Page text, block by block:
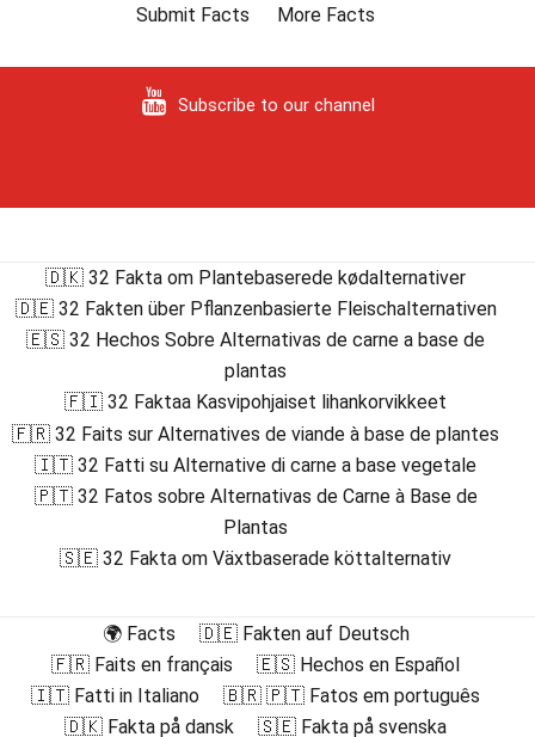
Submit Facts
More Facts
Subscribe to our channel
🇩🇰 32 Fakta om Plantebaserede kødalternativer
🇩🇪 32 Fakten über Pflanzenbasierte Fleischalternativen
🇪🇸 32 Hechos Sobre Alternativas de carne a base de
plantas
🇫🇮 32 Faktaa Kasvipohjaiset lihankorvikkeet
🇫🇷 32 Faits sur Alternatives de viande à base de plantes
🇮🇹 32 Fatti su Alternative di carne a base vegetale
🇵🇹 32 Fatos sobre Alternativas de Carne à Base de
Plantas
🇸🇪 32 Fakta om Växtbaserade köttalternativ
🌍 Facts
🇩🇪 Fakten auf Deutsch
🇫🇷 Faits en français
🇪🇸 Hechos en Español
🇮🇹 Fatti in Italiano
🇧🇷 🇵🇹 Fatos em português
🇩🇰 Fakta på dansk
🇸🇪 Fakta på svenska